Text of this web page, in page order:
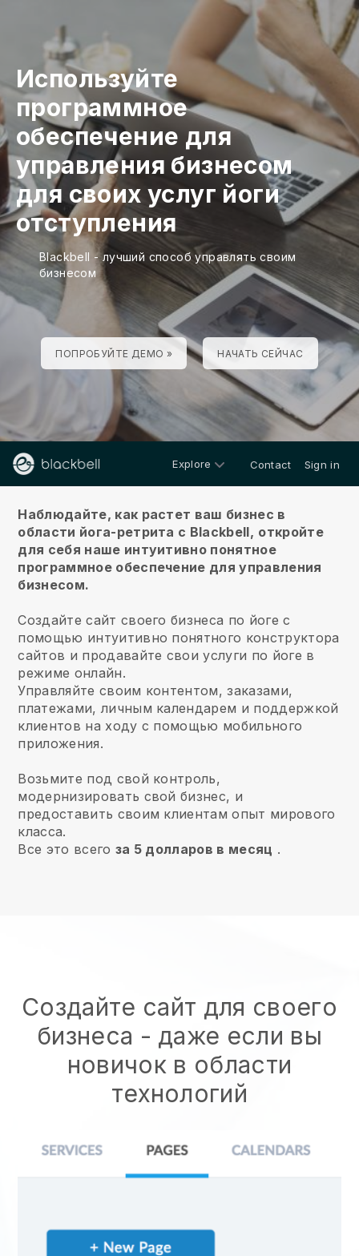
Используйте
программное
обеспечение для
управления бизнесом
для своих услуг йоги
отступления
Blackbell - лучший способ управлять своим
бизнесом
ПОПРОБУЙТЕ ДЕМО » НАЧАТЬ СЕЙЧАС
Explore Contact Sign in
Наблюдайте, как растет ваш бизнес в
области йога-ретрита с Blackbell, откройте
для себя наше интуитивно понятное
программное обеспечение для управления
бизнесом.
Создайте сайт своего бизнеса по йоге с
помощью интуитивно понятного конструктора
сайтов и продавайте свои услуги по йоге в
режиме онлайн.
Управляйте своим контентом, заказами,
платежами, личным календарем и поддержкой
клиентов на ходу с помощью мобильного
приложения.
Возьмите под свой контроль,
модернизировать свой бизнес, и
предоставить своим клиентам опыт мирового
класса.
Все это всего за 5 долларов в месяц .
Создайте сайт для своего
бизнеса - даже если вы
новичок в области
технологий